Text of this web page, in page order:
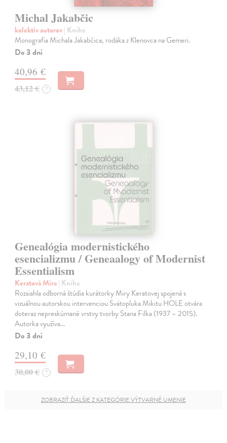
Michal Jakabčic
kolektív autorov| Kniha
Monografia Michala Jakabčica, rodáka z Klenovca na Gemeri.
Do 3 dní
40,96 €
43,12 € ?
Genealógia modernistického
esencializmu / Geneaalogy of Modernist
Essentialism
Keratová Mira| Kniha
Rozsiahla odborná štúdia kurátorky Miry Keratovej spojená s
vizuálnou autorskou intervenciou Svätopluka Mikitu HOLE otvára
doteraz nepreskúmané vrstvy tvorby Stana Filka (1937 – 2015).
Autorka využíva…
Do 3 dní
29,10 €
30,00 € ?
ZOBRAZIŤ ĎALŠIE Z KATEGÓRIE VÝTVARNÉ UMENIE